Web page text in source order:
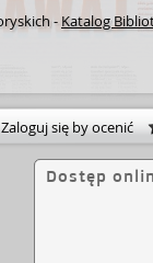
- Katalog
Zaloguj się by ocenić
Dostęp